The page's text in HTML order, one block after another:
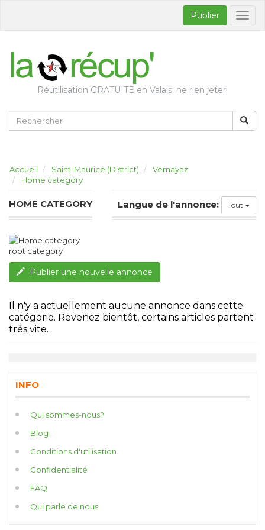
Publier
Réutilisation GRATUITE en Valais: ne rien jeter!
Accueil Saint-Maurice (District)
Vernayaz
Home category
HOME CATEGORY Langue de l'annonce: Tout
root category
Publier une nouvelle annonce
Il n'y a actuellement aucune annonce dans cette
catégorie. Revenez bientôt, certains articles partent
très vite.
INFO
Qui sommes-nous?
Blog
Conditions d'utilisation
Confidentialité
FAQ
Qui parle de nous